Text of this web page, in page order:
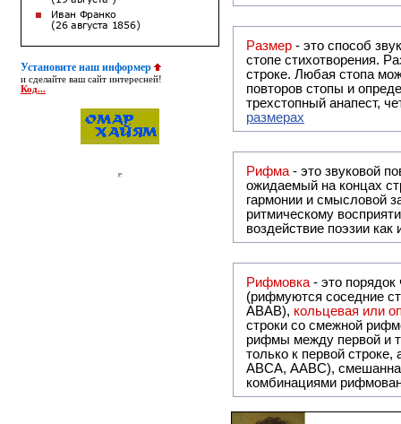
Установите наш информер
и сделайте ваш сайт интересней!
Код...
Размер - это способ
стопе стихотворения.
строке. Любая стопа
повторов стопы и
трехстопный анапест,
размерах
Рифма - это звуковой повтор, традиционно используемый в поэзии и, как
ожидаемый на концах
гармонии и смысловой
ритмическому
воздействие поэзии
Рифмовка - это
(рифмуются соседние
ABAB), кольцевая или
строки со смежной
рифмы между первой и
только к первой
ABCA, AABC), смешанная или вольная рифмовка (рифмовка в сложных строфах с различными
комбинациями